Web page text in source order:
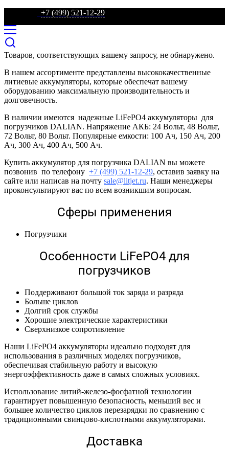
+7 (499) 521-12-29
Товаров, соответствующих вашему запросу, не обнаружено.
В нашем ассортименте представлены высококачественные
литиевые аккумуляторы, которые обеспечат вашему
оборудованию максимальную производительность и
долговечность.
В наличии имеются надежные LiFePO4 аккумуляторы для
погрузчиков DALIAN. Напряжение АКБ: 24 Вольт, 48 Вольт,
72 Вольт, 80 Вольт. Популярные емкости: 100 Ач, 150 Ач, 200
Ач, 300 Ач, 400 Ач, 500 Ач.
Купить аккумулятор для погрузчика DALIAN вы можете
позвонив по телефону +7 (499) 521-12-29, оставив заявку на
сайте или написав на почту sale@litjet.ru. Наши менеджеры
проконсультируют вас по всем возникшим вопросам.
Сферы применения
Погрузчики
Особенности LiFePO4 для
погрузчиков
Поддерживают большой ток заряда и разряда
Больше циклов
Долгий срок службы
Хорошие электрические характеристики
Сверхнизкое сопротивление
Наши LiFePO4 аккумуляторы идеально подходят для
использования в различных моделях погрузчиков,
обеспечивая стабильную работу и высокую
энергоэффективность даже в самых сложных условиях.
Использование литий-железо-фосфатной технологии
гарантирует повышенную безопасность, меньший вес и
большее количество циклов перезарядки по сравнению с
традиционными свинцово-кислотными аккумуляторами.
Доставка